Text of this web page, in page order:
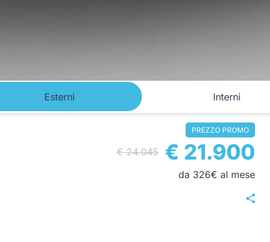
Esterni Interni
PREZZO PROMO
€ 24.045 € 21.900
da 326€ al mese